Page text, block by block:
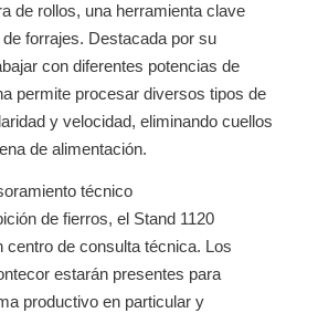
de rollos, una herramienta clave
forrajes. Destacada por su
con diferentes potencias de
permite procesar diversos tipos de
y velocidad, eliminando cuellos
de alimentación.
técnico
de fierros, el Stand 1120
centro de consulta técnica. Los
estarán presentes para
productivo en particular y